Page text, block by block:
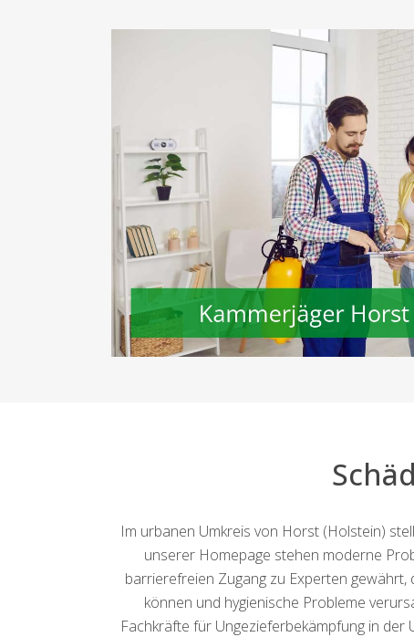
Im urbanen Umkreis von Horst (Holstein)
unserer Homepage stehen moderne
barrierefreien Zugang zu Experten gewährt,
können und hygienische Probleme
Fachkräfte für Ungezieferbekämpfung in